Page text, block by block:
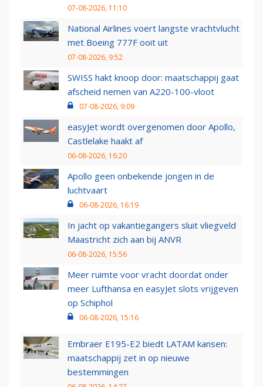
07-08-2026, 11:10
National Airlines voert langste vrachtvlucht
met Boeing 777F ooit uit
07-08-2026, 9:52
SWISS hakt knoop door: maatschappij gaat
afscheid nemen van A220-100-vloot
07-08-2026, 9:09
easyJet wordt overgenomen door Apollo,
Castlelake haakt af
06-08-2026, 16:20
Apollo geen onbekende jongen in de
luchtvaart
06-08-2026, 16:19
In jacht op vakantiegangers sluit vliegveld
Maastricht zich aan bij ANVR
06-08-2026, 15:56
Meer ruimte voor vracht doordat onder
meer Lufthansa en easyJet slots vrijgeven
op Schiphol
06-08-2026, 15:16
Embraer E195-E2 biedt LATAM kansen:
maatschappij zet in op nieuwe
bestemmingen